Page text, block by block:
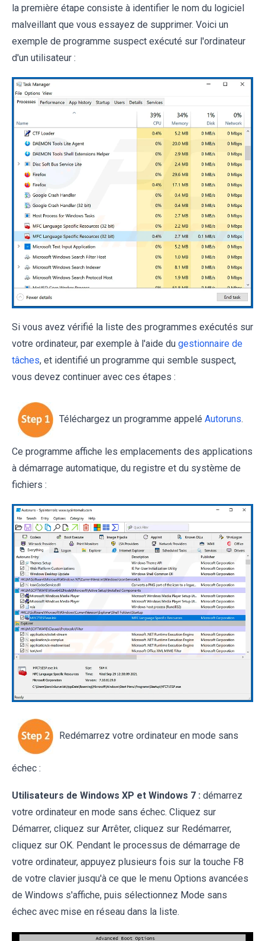
la première étape consiste à identifier le nom du logiciel
malveillant que vous essayez de supprimer. Voici un
exemple de programme suspect exécuté sur l'ordinateur
d'un utilisateur :
Si vous avez vérifié la liste des programmes exécutés sur
votre ordinateur, par exemple à l'aide du gestionnaire de
tâches, et identifié un programme qui semble suspect,
vous devez continuer avec ces étapes :
Téléchargez un programme appelé Autoruns.
Ce programme affiche les emplacements des applications
à démarrage automatique, du registre et du système de
fichiers :
Redémarrez votre ordinateur en mode sans
échec :
Utilisateurs de Windows XP et Windows 7 : démarrez
votre ordinateur en mode sans échec. Cliquez sur
Démarrer, cliquez sur Arrêter, cliquez sur Redémarrer,
cliquez sur OK. Pendant le processus de démarrage de
votre ordinateur, appuyez plusieurs fois sur la touche F8
de votre clavier jusqu'à ce que le menu Options avancées
de Windows s'affiche, puis sélectionnez Mode sans
échec avec mise en réseau dans la liste.